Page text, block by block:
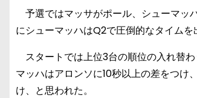
予選ではマッサがポール、シューマッ
にシューマッハはQ2で圧倒的なタイム
スタートでは上位3台の順位の入れ替
マッハはアロンソに10秒以上の差をつけ
け、と思われた。